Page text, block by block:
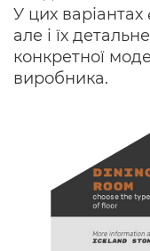
У цих варіантах
але і їх
конкретної
виробника.